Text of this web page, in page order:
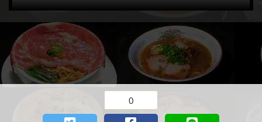
少し強かったらなお美味しかった。 #中華そばムタヒロ #
ムタヒロ #ラーメン #ramen #ramennoodles #ラーメンイ
ンスタグラマー #麺活 #麺スタグラム #ラーメン好きな人
と繋がりたい #japaneesefood #ramen_cp
A post shared byhiroshi_.yagi (@keijiro_tsuchiya) on
0